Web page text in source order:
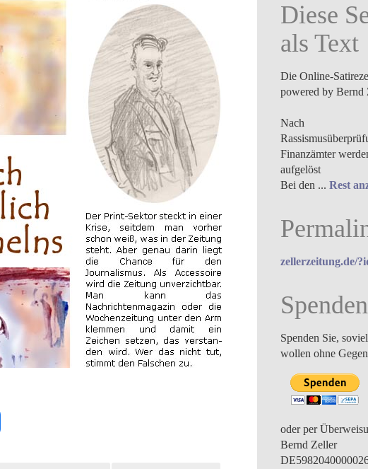
Diese
als Text
Die Online-
powered by Bernd
Nach
Finanzämter
aufgelöst
Bei den ... Rest
zellerzeitung.de/
Spenden
Spenden Sie,
wollen ohne
oder per
Bernd Zeller